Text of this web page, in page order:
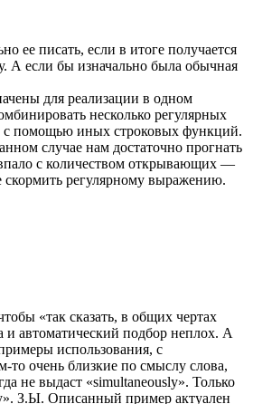
ее писать, если в итоге получается
А если бы изначально была обычная
для реализации в одном
несколько регулярных
и с помощью иных строковых функций.
случае нам достаточно прогнать
с количеством открывающих —
регулярному выражению.
«так сказать, в общих чертах
автоматический подбор неплох. А
использования, с
очень близкие по смыслу слова,
не выдаст «simultaneously». Только
З.Ы. Описанный пример актуален